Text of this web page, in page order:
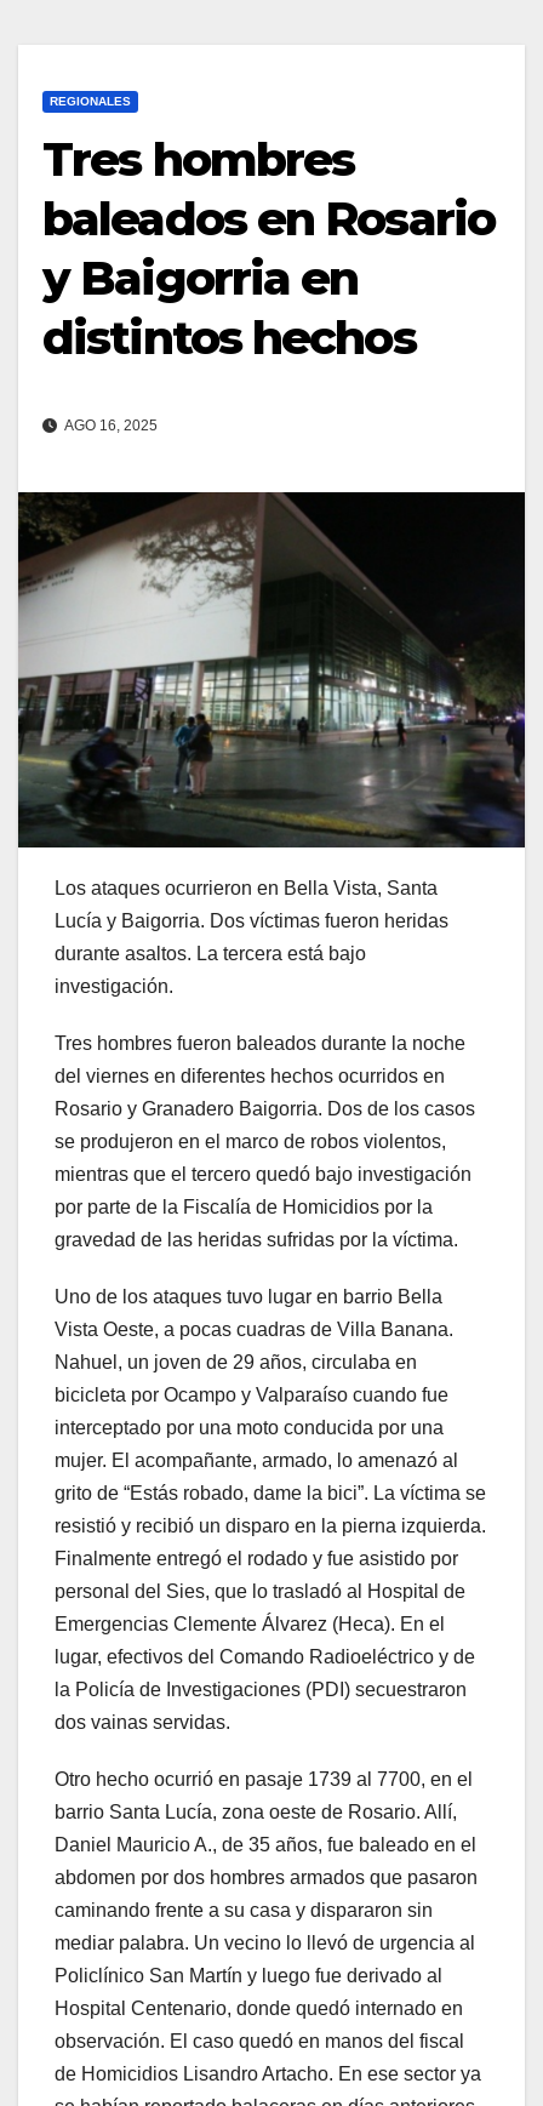
REGIONALES
Tres hombres
baleados en Rosario
y Baigorria en
distintos hechos
AGO 16, 2025
Los ataques ocurrieron en Bella Vista, Santa
Lucía y Baigorria. Dos víctimas fueron heridas
durante asaltos. La tercera está bajo
investigación.
Tres hombres fueron baleados durante la noche
del viernes en diferentes hechos ocurridos en
Rosario y Granadero Baigorria. Dos de los casos
se produjeron en el marco de robos violentos,
mientras que el tercero quedó bajo investigación
por parte de la Fiscalía de Homicidios por la
gravedad de las heridas sufridas por la víctima.
Uno de los ataques tuvo lugar en barrio Bella
Vista Oeste, a pocas cuadras de Villa Banana.
Nahuel, un joven de 29 años, circulaba en
bicicleta por Ocampo y Valparaíso cuando fue
interceptado por una moto conducida por una
mujer. El acompañante, armado, lo amenazó al
grito de “Estás robado, dame la bici”. La víctima se
resistió y recibió un disparo en la pierna izquierda.
Finalmente entregó el rodado y fue asistido por
personal del Sies, que lo trasladó al Hospital de
Emergencias Clemente Álvarez (Heca). En el
lugar, efectivos del Comando Radioeléctrico y de
la Policía de Investigaciones (PDI) secuestraron
dos vainas servidas.
Otro hecho ocurrió en pasaje 1739 al 7700, en el
barrio Santa Lucía, zona oeste de Rosario. Allí,
Daniel Mauricio A., de 35 años, fue baleado en el
abdomen por dos hombres armados que pasaron
caminando frente a su casa y dispararon sin
mediar palabra. Un vecino lo llevó de urgencia al
Policlínico San Martín y luego fue derivado al
Hospital Centenario, donde quedó internado en
observación. El caso quedó en manos del fiscal
de Homicidios Lisandro Artacho. En ese sector ya